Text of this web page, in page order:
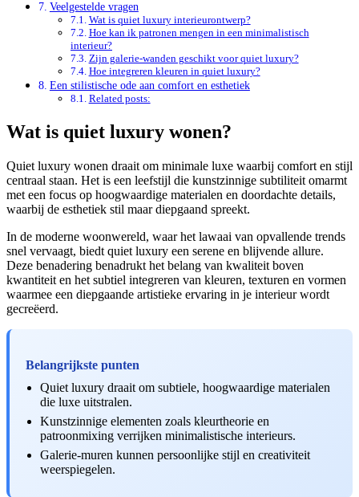
Veelgestelde vragen
Wat is quiet luxury interieurontwerp?
Hoe kan ik patronen mengen in een minimalistisch
interieur?
Zijn galerie-wanden geschikt voor quiet luxury?
Hoe integreren kleuren in quiet luxury?
Een stilistische ode aan comfort en esthetiek
Related posts:
Wat is quiet luxury wonen?
Quiet luxury wonen draait om minimale luxe waarbij comfort en stijl
centraal staan. Het is een leefstijl die kunstzinnige subtiliteit omarmt
met een focus op hoogwaardige materialen en doordachte details,
waarbij de esthetiek stil maar diepgaand spreekt.
In de moderne woonwereld, waar het lawaai van opvallende trends
snel vervaagt, biedt quiet luxury een serene en blijvende allure.
Deze benadering benadrukt het belang van kwaliteit boven
kwantiteit en het subtiel integreren van kleuren, texturen en vormen
waarmee een diepgaande artistieke ervaring in je interieur wordt
gecreëerd.
Belangrijkste punten
Quiet luxury draait om subtiele, hoogwaardige materialen
die luxe uitstralen.
Kunstzinnige elementen zoals kleurtheorie en
patroonmixing verrijken minimalistische interieurs.
Galerie-muren kunnen persoonlijke stijl en creativiteit
weerspiegelen.